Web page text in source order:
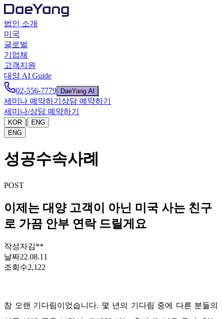
법인 소개
미국
글로벌
기업체
고객지원
대양 AI Guide
02-556-7779
DaeYang AI
세미나 예약하기 상담 예약하기
세미나/상담 예약하기
KOR |
ENG
ENG
성공수속사례
POST
이제는 대양 고객이 아닌 미국 사는 친구
로 가끔 안부 연락 드릴게요
작성자김**
날짜22.08.11
조회수2,122
참 오랜 기다림이었습니다. 몇 년의 기다림 중에 다른 분들의